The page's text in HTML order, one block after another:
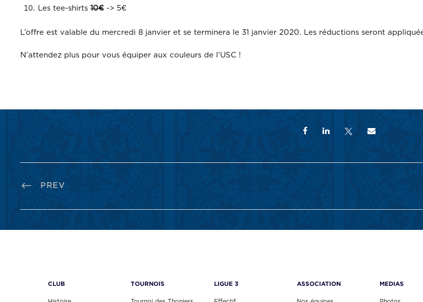
Les tee-shirts 10€ -> 5€
L’offre est valable du mercredi 8 janvier et se terminera le 31 janvier 2020. Les réductions seront
N’attendez plus pour vous équiper aux couleurs de l’USC !
PREV
CLUB TOURNOIS LIGUE 3 ASSOCIATION MEDIAS